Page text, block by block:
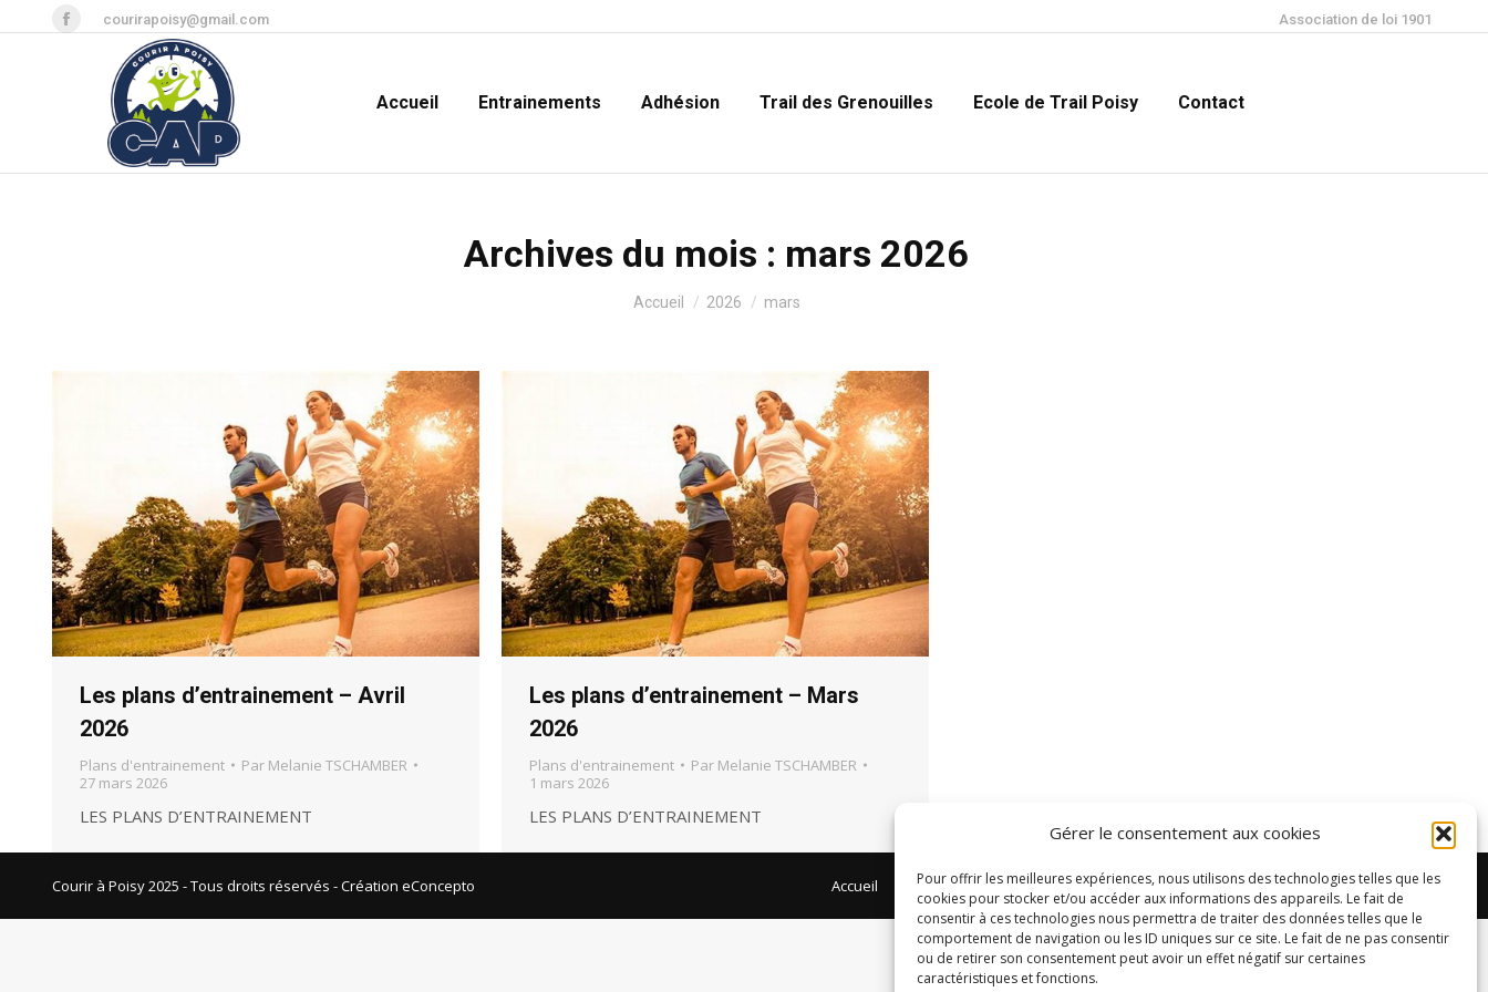
Gérer le consentement aux cookies
Pour offrir les meilleures expériences, nous utilisons des technologies telles que les
cookies pour stocker et/ou accéder aux informations des appareils. Le fait de
consentir à ces technologies nous permettra de traiter des données telles que le
comportement de navigation ou les ID uniques sur ce site. Le fait de ne pas consentir
ou de retirer son consentement peut avoir un effet négatif sur certaines
caractéristiques et fonctions.
La
Facebook
s'ouvre
une
courirapoisy@gmail.com Association de loi 1901
Accueil Entrainements Adhésion Trail des Grenouilles Ecole de Trail Poisy Contact
Archives du mois : mars 2026
Vous êtes ici :
Accueil 2026 mars
Les plans d’entrainement – Avril
2026
Plans d'entrainement Par Melanie TSCHAMBER
27 mars 2026
LES PLANS D’ENTRAINEMENT
Les plans d’entrainement – Mars
2026
Plans d'entrainement Par Melanie TSCHAMBER
1 mars 2026
LES PLANS D’ENTRAINEMENT
Courir à Poisy 2025 - Tous droits réservés -Création eConcepto Accueil Entrainements Adhésion Courses Nous contacter Mentions légales
Accueil Entrainements Adhésion Trail des Grenouilles Ecole de Trail Poisy Contact